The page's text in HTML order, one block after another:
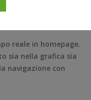
STAMPA
reale in homepage.
sia nella grafica sia
navigazione con